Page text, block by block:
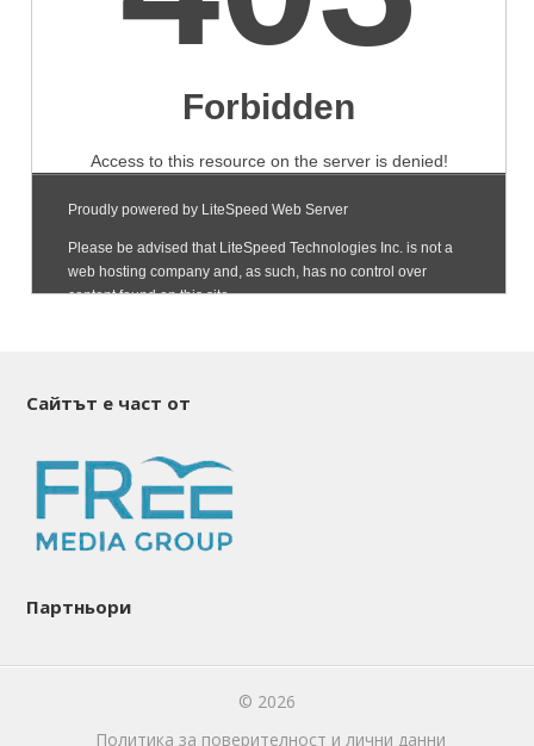
Сайтът е част от
Партньори
© 2026
Политика за поверителност и лични данни